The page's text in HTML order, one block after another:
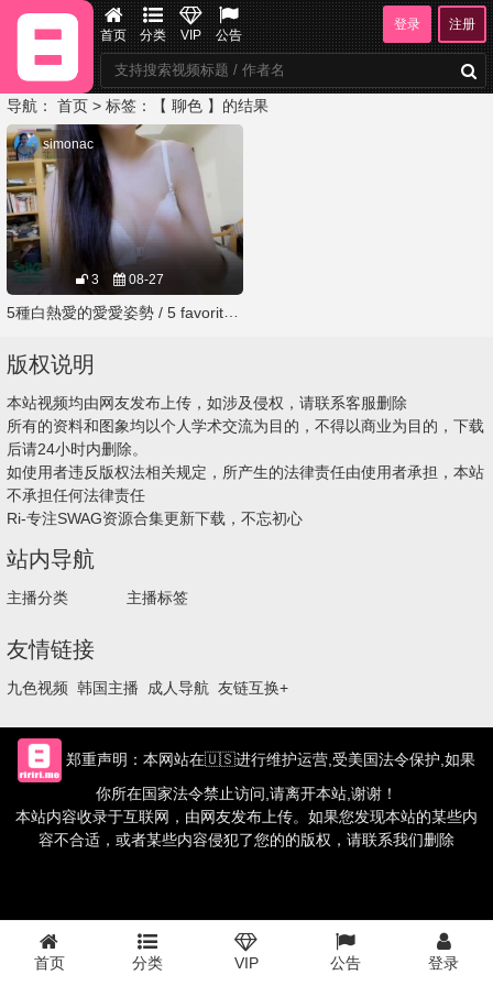
首页 分类 VIP 公告
登录 注册
导航： 首页 > 标签：【 聊色 】的结果
3 08-27
simonac
版权说明
本站视频均由网友发布上传，如涉及侵权，请联系客服删除
所有的资料和图象均以个人学术交流为目的，不得以商业为目的，下载
后请24小时内删除。
如使用者违反版权法相关规定，所产生的法律责任由使用者承担，本站
不承担任何法律责任
Ri-专注SWAG资源合集更新下载，不忘初心
站内导航
主播分类 主播标签
友情链接
九色视频 韩国主播 成人导航 友链互换+
郑重声明：本网站在🇺🇸进行维护运营,受美国法令保护,如果
你所在国家法令禁止访问,请离开本站,谢谢！
本站内容收录于互联网，由网友发布上传。如果您发现本站的某些内
容不合适，或者某些内容侵犯了您的的版权，请联系我们删除
首页 分类 VIP 公告 登录